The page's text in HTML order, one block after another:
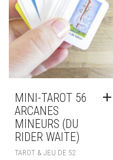
MINI-TAROT 56
ARCANES
MINEURS (DU
RIDER WAITE)
TAROT & JEU DE 52